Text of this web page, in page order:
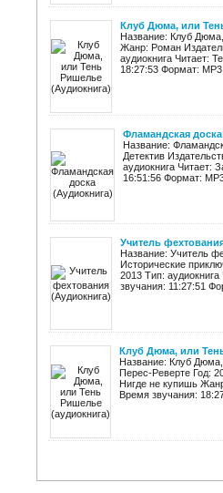
Клуб Дюма, или
Название: Клуб
Жанр: Роман
аудиокнига Читает:
18:27:53 Формат:
Фламандская
Название:
Детектив
аудиокнига Читает:
16:51:56 Формат:
Учитель
Название: Учитель
Исторические
2013 Тип:
звучания: 11:27:51
Клуб Дюма, или
Название: Клуб
Перес-Реверте Год:
Нигде не купишь
Время звучания: